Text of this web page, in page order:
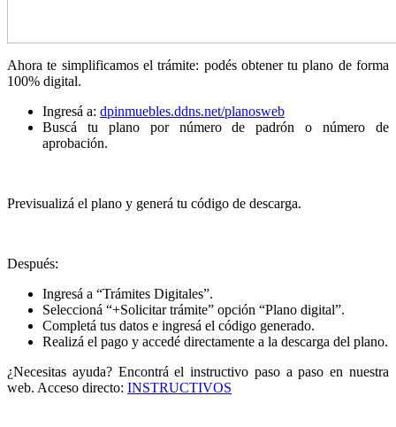
Ahora te simplificamos el trámite: podés obtener tu plano de forma
100% digital.
Ingresá a: dpinmuebles.ddns.net/planosweb
Buscá tu plano por número de padrón o número de
aprobación.
Previsualizá el plano y generá tu código de descarga.
Después:
Ingresá a “Trámites Digitales”.
Seleccioná “+Solicitar trámite” opción “Plano digital”.
Completá tus datos e ingresá el código generado.
Realizá el pago y accedé directamente a la descarga del plano.
¿Necesitas ayuda? Encontrá el instructivo paso a paso en nuestra
web. Acceso directo: INSTRUCTIVOS